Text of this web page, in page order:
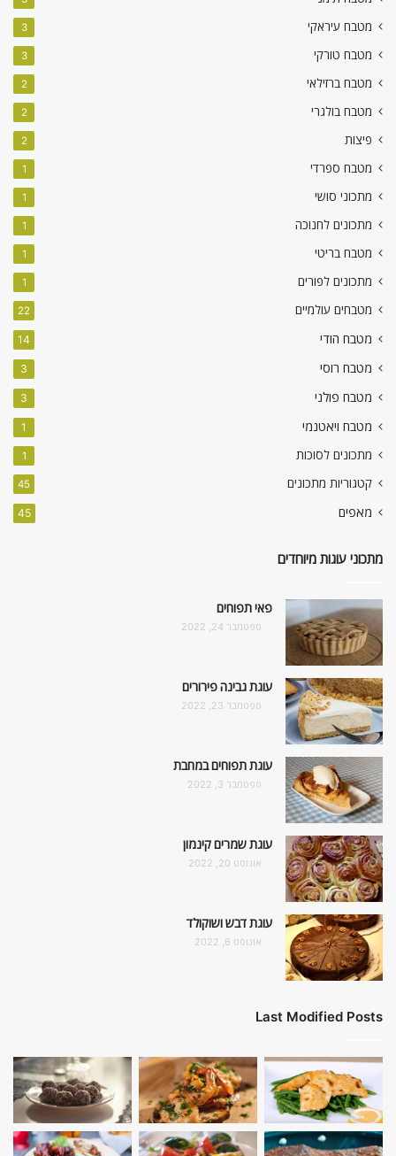
מטבח עיראקי 3
מטבח טורקי 3
מטבח ברזילאי 2
מטבח בולגרי 2
פיצות 2
מטבח ספרדי 1
מתכוני סושי 1
מתכונים לחנוכה 1
מטבח בריטי 1
מתכונים לפורים 1
מטבחים עולמיים 22
מטבח הודי 14
מטבח רוסי 3
מטבח פולני 3
מטבח ויאטנמי 1
מתכונים לסוכות 1
קטגוריות מתכונים 45
מאפים 45
מתכוני עוגות מיוחדים
פאי תפוחים
ספטמבר 24, 2022
עוגת גבינה פירורים
ספטמבר 23, 2022
עוגת תפוחים במחבת
ספטמבר 3, 2022
עוגת שמרים קינמון
אוגוסט 20, 2022
עוגת דבש ושוקולד
אוגוסט 6, 2022
Last Modified Posts